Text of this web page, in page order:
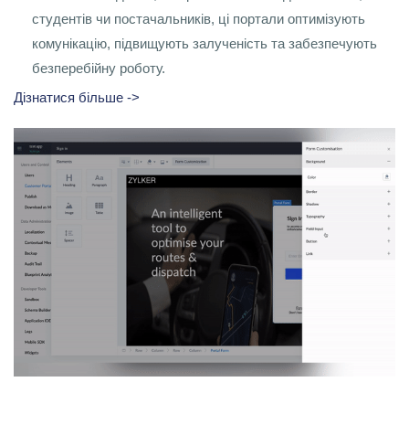
студентів чи постачальників, ці портали оптимізують
комунікацію, підвищують залученість та забезпечують
безперебійну роботу.
Дізнатися більше ->